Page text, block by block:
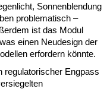
Sonnenblendung
problematisch –
ist das Modul
einen Neudesign der
erfordern könnte.
regulatorischer Engpass